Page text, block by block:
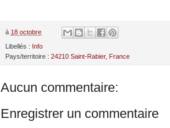
à 18 octobre
Libellés : Info
Pays/territoire : 24210 Saint-Rabier, France
Aucun commentaire:
Enregistrer un commentaire